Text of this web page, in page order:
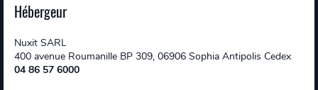
Hébergeur
Nuxit SARL
400 avenue Roumanille BP 309, 06906 Sophia Antipolis Cedex
04 86 57 6000